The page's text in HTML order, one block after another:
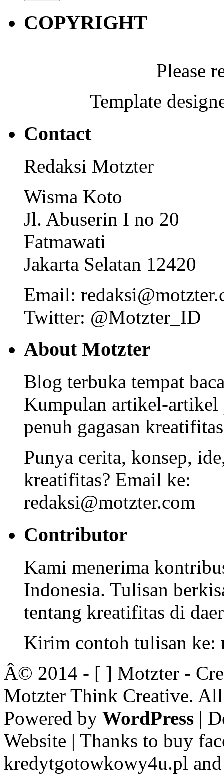
COPYRIGHT
Please
Template
Contact
Redaksi Motzter
Wisma Koto
Jl. Abuserin I no 20
Fatmawati
Jakarta Selatan 12420
Email:
Twitter: @Motzter_ID
About Motzter
Blog terbuka tempat
Kumpulan artikel-artikel
penuh gagasan
Punya cerita, konsep,
kreatifitas? Email ke:
redaksi@motzter.com
Contributor
Kami menerima
Indonesia. Tulisan
tentang kreatifitas di
Kirim contoh tulisan ke:
Â© 2014 - [ ] Motzter -
Motzter Think Creative.
Powered by WordPress |
Website | Thanks to buy
kredytgotowkowy4u.pl